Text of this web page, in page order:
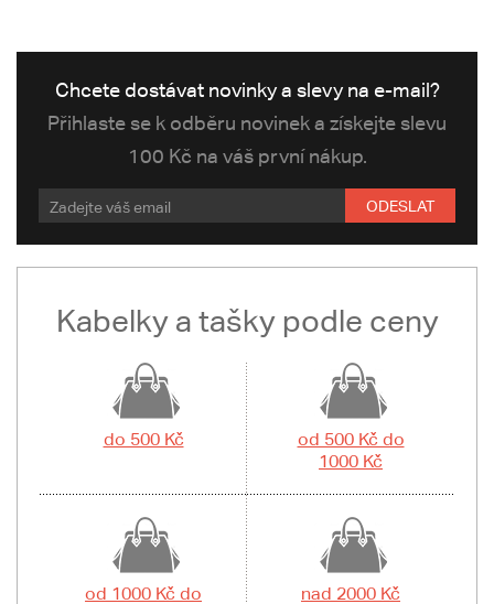
Chcete dostávat novinky a slevy na e-mail?
Přihlaste se k odběru novinek a získejte slevu
100 Kč na váš první nákup.
ODESLAT
Kabelky a tašky podle ceny
do 500 Kč
od 500 Kč do
1000 Kč
od 1000 Kč do
nad 2000 Kč